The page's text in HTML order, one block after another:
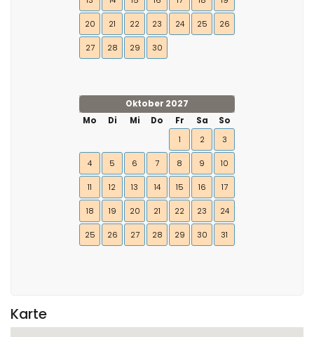
20 21 22 23 24 25 26
27 28 29 30
Oktober 2027
Mo
Di Mi Do Fr Sa
So
1
2 3
4 5 6 7 8 9 10
11 12 13 14 15 16 17
18 19 20 21 22 23 24
25 26 27 28 29 30 31
Karte